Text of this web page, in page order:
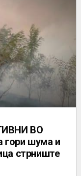
ВО
шума и
стрниште